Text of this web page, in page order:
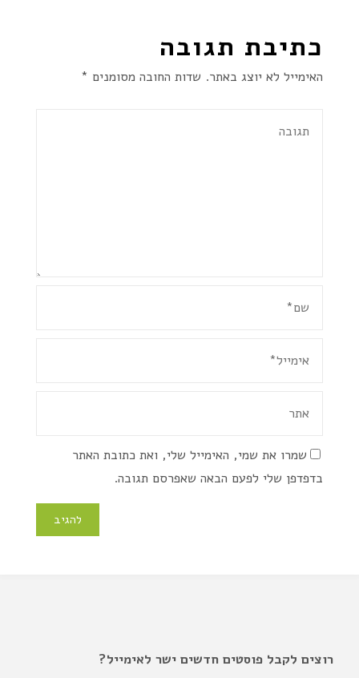
כתיבת תגובה
האימייל לא יוצג באתר. שדות החובה מסומנים *
שמרו את שמי, האימייל שלי, ואת כתובת האתר
בדפדפן שלי לפעם הבאה שאפרסם תגובה.
רוצים לקבל פוסטים חדשים ישר לאימייל?